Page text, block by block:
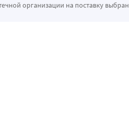
организации на поставку